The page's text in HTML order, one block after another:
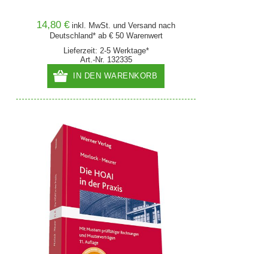
14,80 € inkl. MwSt. undVersand nach
Deutschland* ab € 50 Warenwert
Lieferzeit: 2-5 Werktage*
Art.-Nr. 132335
IN DEN WARENKORB